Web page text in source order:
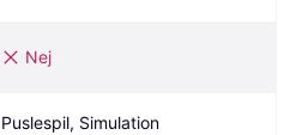
Nej
Puslespil, Simulation